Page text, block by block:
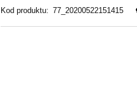
Kod produktu: 77_20200522151415